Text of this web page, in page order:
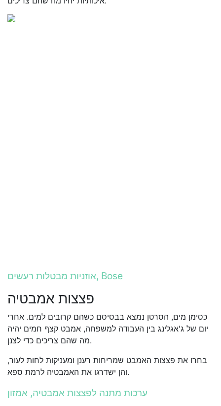
אוזניות מבטלות רעשים, Bose
פצצות אמבטיה
כסימן מים, הסרטן נמצא בבסיסם כשהם קרובים למים. אחרי
יום של ג'אגלינג בין העבודה למשפחה, אמבט קצף חמים יהיה
מה שהם צריכים כדי לצנן.
בחרו את פצצות האמבט שמריחות רענן ומעניקות לחות לעור,
והן ישדרגו את האמבטיה לרמת ספא.
ערכות מתנה לפצצות אמבטיה, אמזון